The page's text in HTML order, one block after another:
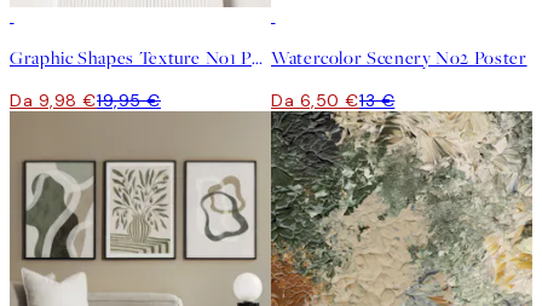
Graphic Shapes Texture No1 Poster
Da 9,98 €19,95 €
Watercolor Scenery No2 Poster
Da 6,50 €13 €